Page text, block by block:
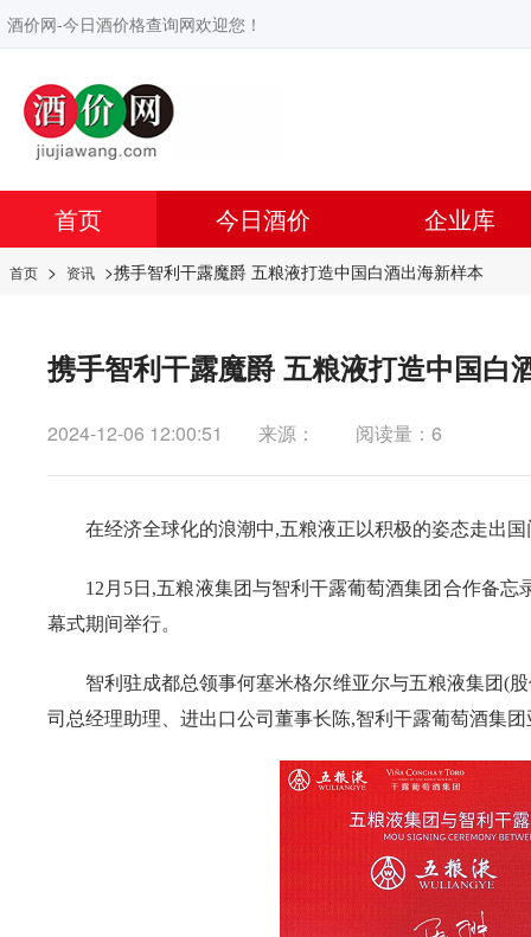
酒价网-今日酒价格查询网欢迎您！
首页 今日酒价 企业库
首页 > 资讯 >携手智利干露魔爵 五粮液打造中国白酒出海新样本
携手智利干露魔爵 五粮液打造中国白
2024-12-06 12:00:51 来源： 阅读量：6
在经济全球化的浪潮中,五粮液正以积极的姿态走出
12月5日,五粮液集团与智利干露葡萄酒集团合作备忘
幕式期间举行。
智利驻成都总领事何塞米格尔维亚尔与五粮液集团(
司总经理助理、进出口公司董事长陈,智利干露葡萄酒集